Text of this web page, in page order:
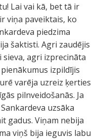
Lai vai kā, bet tā ir
viņa paveiktais, ko
piedzima
šaktisti. Agri zaudējis
agri izprecināta
izpildījis
varēja uzreiz ķerties
pilnveidošanās. Ja
uzsāka
gadus. Viņam nebija
viņš bija ieguvis labu